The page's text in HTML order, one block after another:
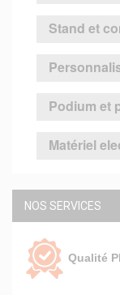
Stand et
Podium et
Matériel
NOS SERVICES
Qualité